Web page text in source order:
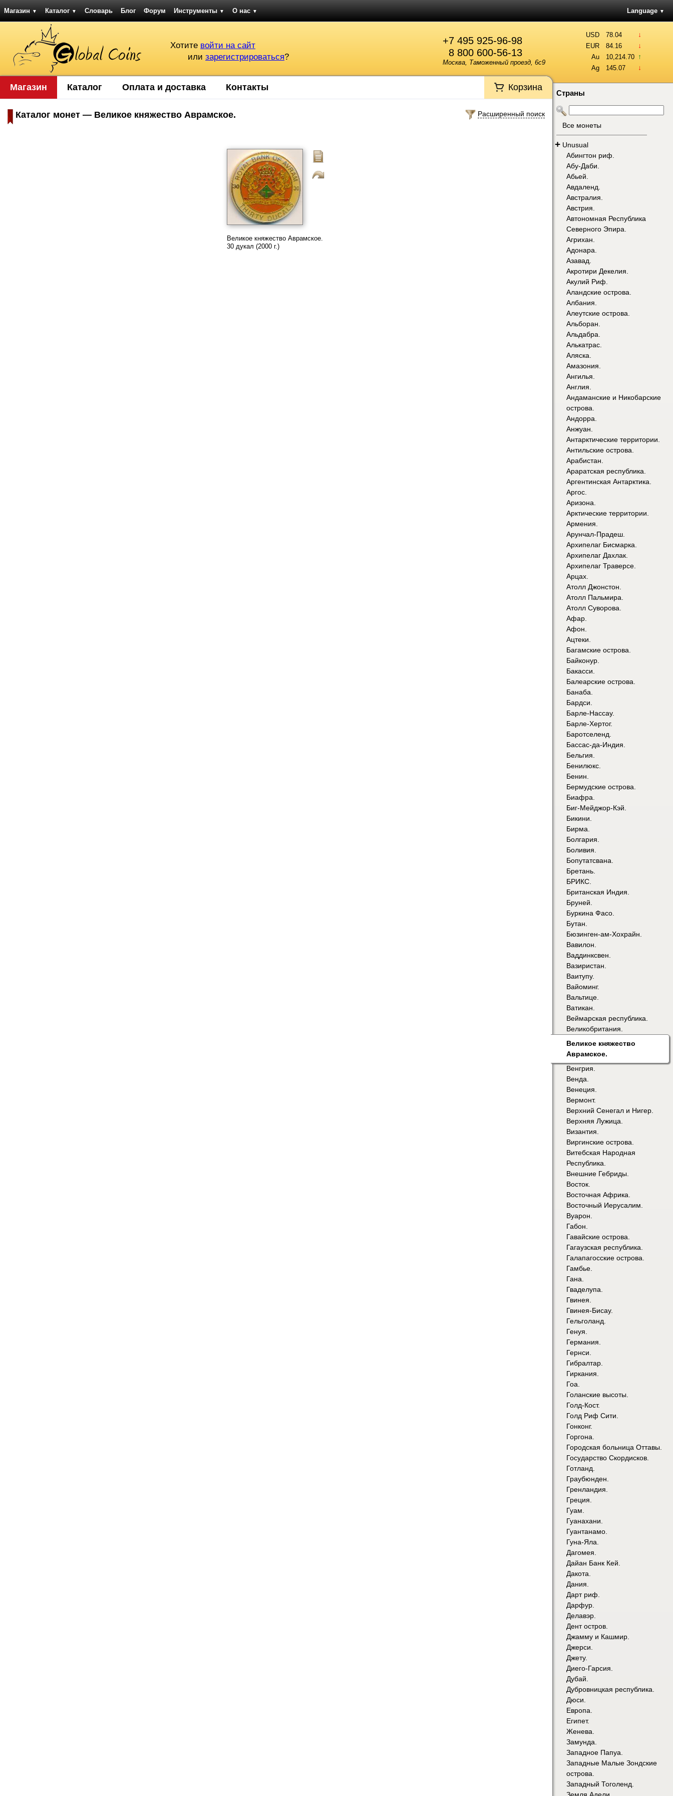
Магазин ▼ Каталог ▼ Словарь Блог Форум Инструменты ▼ О нас ▼ Language ▼
+7 495 925-96-98
8 800 600-56-13
Москва, Таможенный проезд, 6с9
Хотите войти на сайт
или зарегистрироваться?
USD 78.04 ↓
EUR 84.16 ↓
Au 10,214.70 ↑
Ag 145.07 ↓
Магазин Каталог Оплата и доставка Контакты Корзина
Расширенный поиск
Каталог монет — Великое княжество Аврамское.
Великое княжество Аврамское.
30 дукал (2000 г.)
Страны
Все монеты
+ Unusual
Абингтон риф.
Абу-Даби.
Абьей.
Авдаленд.
Австралия.
Австрия.
Автономная Республика
Северного Эпира.
Агрихан.
Адонара.
Азавад.
Акротири Декелия.
Акулий Риф.
Аландские острова.
Албания.
Алеутские острова.
Альборан.
Альдабра.
Алькатрас.
Аляска.
Амазония.
Ангилья.
Англия.
Андаманские и Никобарские
острова.
Андорра.
Анжуан.
Антарктические территории.
Антильские острова.
Арабистан.
Араратская республика.
Аргентинская Антарктика.
Аргос.
Аризона.
Арктические территории.
Армения.
Арунчал-Прадеш.
Архипелаг Бисмарка.
Архипелаг Дахлак.
Архипелаг Траверсе.
Арцах.
Атолл Джонстон.
Атолл Пальмира.
Атолл Суворова.
Афар.
Афон.
Ацтеки.
Багамские острова.
Байконур.
Бакасси.
Балеарские острова.
Банаба.
Бардси.
Барле-Нассау.
Барле-Хертог.
Баротселенд.
Бассас-да-Индия.
Бельгия.
Бенилюкс.
Бенин.
Бермудские острова.
Биафра.
Биг-Мейджор-Кэй.
Бикини.
Бирма.
Болгария.
Боливия.
Бопутатсвана.
Бретань.
БРИКС.
Британская Индия.
Бруней.
Буркина Фасо.
Бутан.
Бюзинген-ам-Хохрайн.
Вавилон.
Ваддинксвен.
Вазиристан.
Ваитупу.
Вайоминг.
Вальтице.
Ватикан.
Веймарская республика.
Великобритания.
Великое княжество
Аврамское.
Венгрия.
Венда.
Венеция.
Вермонт.
Верхний Сенегал и Нигер.
Верхняя Лужица.
Византия.
Виргинские острова.
Витебская Народная
Республика.
Внешние Гебриды.
Восток.
Восточная Африка.
Восточный Иерусалим.
Вуарон.
Габон.
Гавайские острова.
Гагаузская республика.
Галапагосские острова.
Гамбье.
Гана.
Гваделупа.
Гвинея.
Гвинея-Бисау.
Гельголанд.
Генуя.
Германия.
Гернси.
Гибралтар.
Гиркания.
Гоа.
Голанские высоты.
Голд-Кост.
Голд Риф Сити.
Гонконг.
Горгона.
Городская больница Оттавы.
Государство Скордисков.
Готланд.
Граубюнден.
Гренландия.
Греция.
Гуам.
Гуанахани.
Гуантанамо.
Гуна-Яла.
Дагомея.
Дайан Банк Кей.
Дакота.
Дания.
Дарт риф.
Дарфур.
Делавэр.
Дент остров.
Джамму и Кашмир.
Джерси.
Джету.
Диего-Гарсия.
Дубай.
Дубровницкая республика.
Дюси.
Европа.
Египет.
Женева.
Замунда.
Западное Папуа.
Западные Малые Зондские
острова.
Западный Тоголенд.
Земля Адели.